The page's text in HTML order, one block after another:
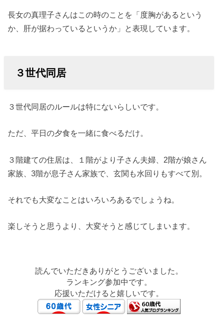
長女の真理子さんはこの時のことを「度胸があるという
か、肝が据わっているというか」と表現しています。
３世代同居
３世代同居のルールは特にないらしいです。
ただ、平日の夕食を一緒に食べるだけ。
３階建ての住居は、１階がより子さん夫婦、2階が娘さん
家族、3階が息子さん家族で、玄関も水回りもすべて別。
それでも大変なことはいろいろあるでしょうね。
楽しそうと思うより、大変そうと感じてしまいます。
読んでいただきありがとうございました。
ランキング参加中です。
応援いただけると嬉しいです。